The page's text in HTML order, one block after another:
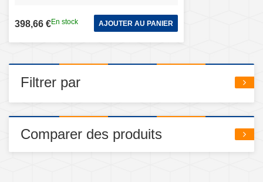
398,66 €En stock AJOUTER AU PANIER
Filtrer par
Comparer des produits